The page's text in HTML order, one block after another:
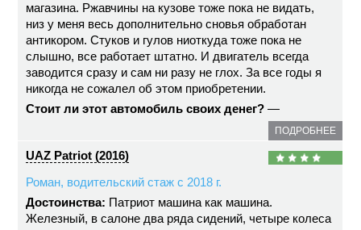
магазина. Ржавчины на кузове тоже пока не видать,
низ у меня весь дополнительно сновья обработан
антикором. Стуков и гулов ниоткуда тоже пока не
слышно, все работает штатно. И двигатель всегда
заводится сразу и сам ни разу не глох. За все годы я
никогда не сожалел об этом приобретении.
Стоит ли этот автомобиль своих денег? —
ПОДРОБНЕЕ
UAZ Patriot (2016)
Роман, водительский стаж с 2018 г.
Достоинства: Патриот машина как машина.
Железный, в салоне два ряда сидений, четыре колеса